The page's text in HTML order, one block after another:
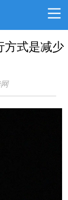
方式是减少